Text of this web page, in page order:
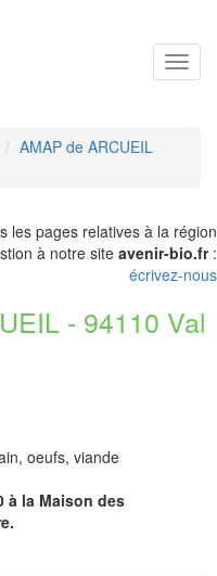
AMAP de ARCUEIL
les pages relatives à la région
à notre site avenir-bio.fr:
écrivez-nous
- 94110 Val
oeufs, viande
à la Maison des